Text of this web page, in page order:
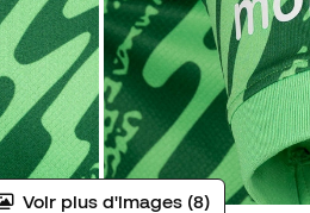
Voir plus d'images (8)